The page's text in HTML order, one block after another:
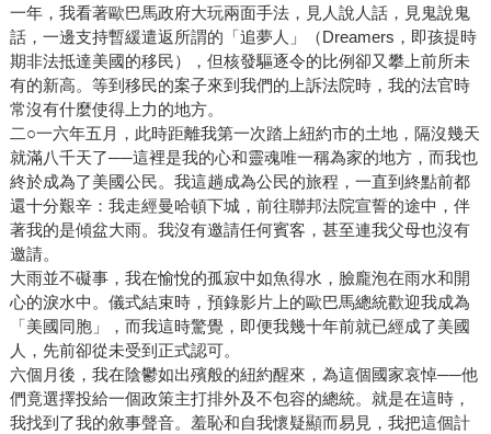
一年，我看著歐巴馬政府大玩兩面手法，見人說人話，見鬼說鬼
話，一邊支持暫緩遣返所謂的「追夢人」（Dreamers，即孩提時
期非法抵達美國的移民），但核發驅逐令的比例卻又攀上前所未
有的新高。等到移民的案子來到我們的上訴法院時，我的法官時
常沒有什麼使得上力的地方。
二○一六年五月，此時距離我第一次踏上紐約市的土地，隔沒幾天
就滿八千天了──這裡是我的心和靈魂唯一稱為家的地方，而我也
終於成為了美國公民。我這趟成為公民的旅程，一直到終點前都
還十分艱辛：我走經曼哈頓下城，前往聯邦法院宣誓的途中，伴
著我的是傾盆大雨。我沒有邀請任何賓客，甚至連我父母也沒有
邀請。
大雨並不礙事，我在愉悅的孤寂中如魚得水，臉龐泡在雨水和開
心的淚水中。儀式結束時，預錄影片上的歐巴馬總統歡迎我成為
「美國同胞」，而我這時驚覺，即便我幾十年前就已經成了美國
人，先前卻從未受到正式認可。
六個月後，我在陰鬱如出殯般的紐約醒來，為這個國家哀悼──他
們竟選擇投給一個政策主打排外及不包容的總統。就是在這時，
我找到了我的敘事聲音。羞恥和自我懷疑顯而易見，我把這個計